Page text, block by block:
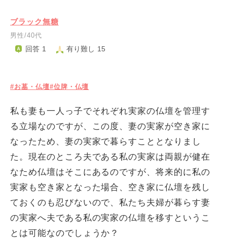
ブラック無糖
男性/40代
回答 1 有り難し 15
#お墓・仏壇#位牌・仏壇
私も妻も一人っ子でそれぞれ実家の仏壇を管理す
る立場なのですが、この度、妻の実家が空き家に
なったため、妻の実家で暮らすこととなりまし
た。現在のところ夫である私の実家は両親が健在
なため仏壇はそこにあるのですが、将来的に私の
実家も空き家となった場合、空き家に仏壇を残し
ておくのも忍びないので、私たち夫婦が暮らす妻
の実家へ夫である私の実家の仏壇を移すというこ
とは可能なのでしょうか？